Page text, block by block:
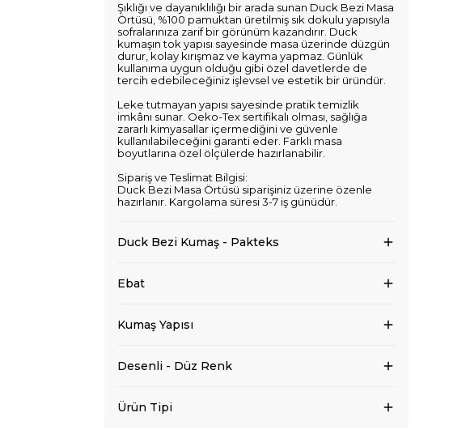
Şıklığı ve dayanıklılığı bir arada sunan Duck Bezi Masa
Örtüsü, %100 pamuktan üretilmiş sık dokulu yapısıyla
sofralarınıza zarif bir görünüm kazandırır. Duck
kumaşın tok yapısı sayesinde masa üzerinde düzgün
durur, kolay kırışmaz ve kayma yapmaz. Günlük
kullanıma uygun olduğu gibi özel davetlerde de
tercih edebileceğiniz işlevsel ve estetik bir üründür.
Leke tutmayan yapısı sayesinde pratik temizlik
imkânı sunar. Oeko-Tex sertifikalı olması, sağlığa
zararlı kimyasallar içermediğini ve güvenle
kullanılabileceğini garanti eder. Farklı masa
boyutlarına özel ölçülerde hazırlanabilir.
Sipariş ve Teslimat Bilgisi:
Duck Bezi Masa Örtüsü siparişiniz üzerine özenle
hazırlanır. Kargolama süresi 3-7 iş günüdür.
Duck Bezi Kumaş - Pakteks
Ebat
Kumaş Yapısı
Desenli - Düz Renk
Ürün Tipi